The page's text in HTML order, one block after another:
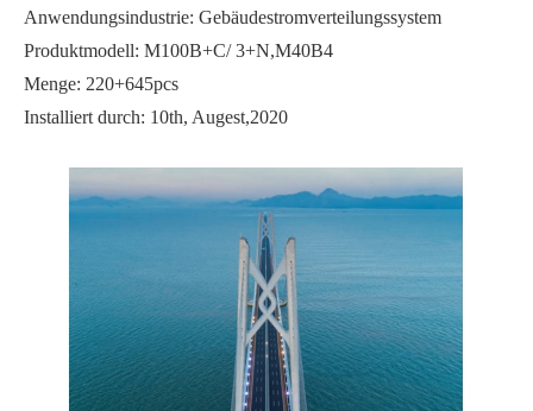
Anwendungsindustrie: Gebäudestromverteilungssystem
Produktmodell: M100B+C/ 3+N,M40B4
Menge: 220+645pcs
Installiert durch: 10th, Augest,2020